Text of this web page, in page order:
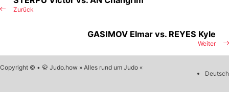
Zurück
Weiter
GASIMOV Elmar vs. REYES Kyle
Copyright © • 🥋 Judo.how » Alles rund um Judo «
Deutsch